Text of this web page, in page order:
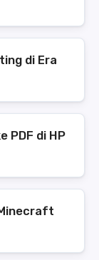
di Era
PDF di HP